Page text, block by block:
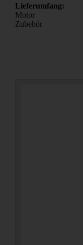
Lieferumfang:
Motor
Zubehör